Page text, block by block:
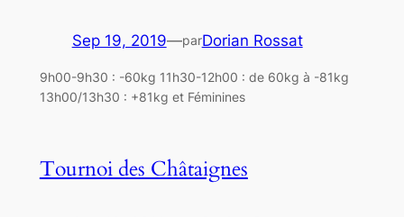
Sep 19, 2019—parDorian Rossat
9h00-9h30 : -60kg 11h30-12h00 : de 60kg à -81kg
13h00/13h30 : +81kg et Féminines
Tournoi des Châtaignes